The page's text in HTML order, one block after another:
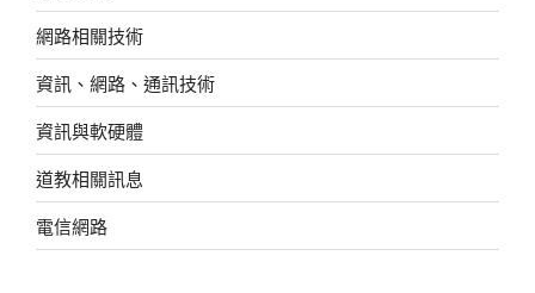
網路相關技術
資訊、網路、通訊技術
資訊與軟硬體
道教相關訊息
電信網路